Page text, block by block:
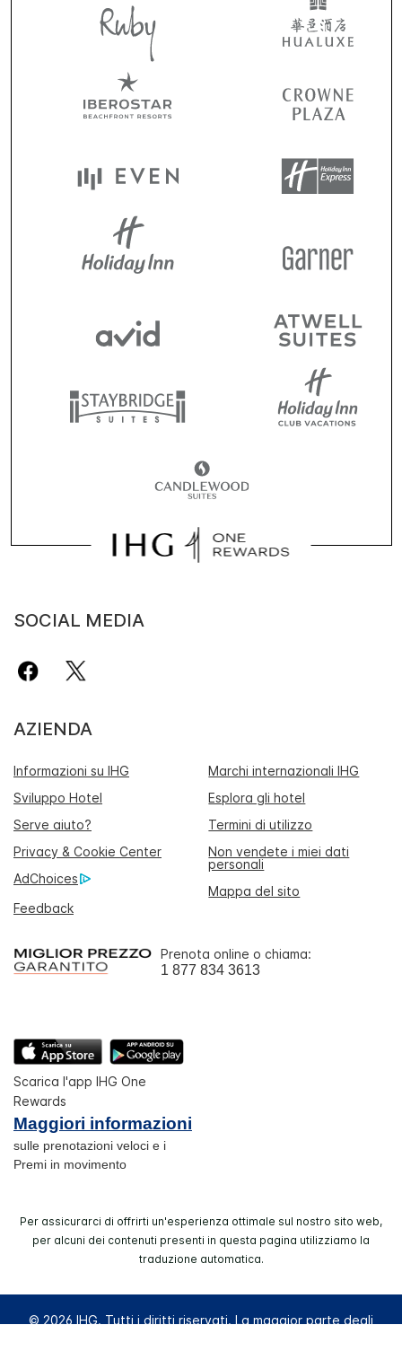
SOCIAL MEDIA
AZIENDA
Informazioni su IHG
Marchi internazionali IHG
Sviluppo Hotel
Esplora gli hotel
Serve aiuto?
Termini di utilizzo
Privacy & Cookie Center
Non vendete i miei dati
personali
AdChoices
Mappa del sito
Feedback
Prenota online o chiama:
1 877 834 3613
Scarica l'app IHG One
Rewards
Maggiori informazioni
sulle prenotazioni veloci e i
Premi in movimento
Per assicurarci di offrirti un'esperienza ottimale sul nostro sito web,
per alcuni dei contenuti presenti in questa pagina utilizziamo la
traduzione automatica.
© 2026 IHG. Tutti i diritti riservati. La maggior parte degli